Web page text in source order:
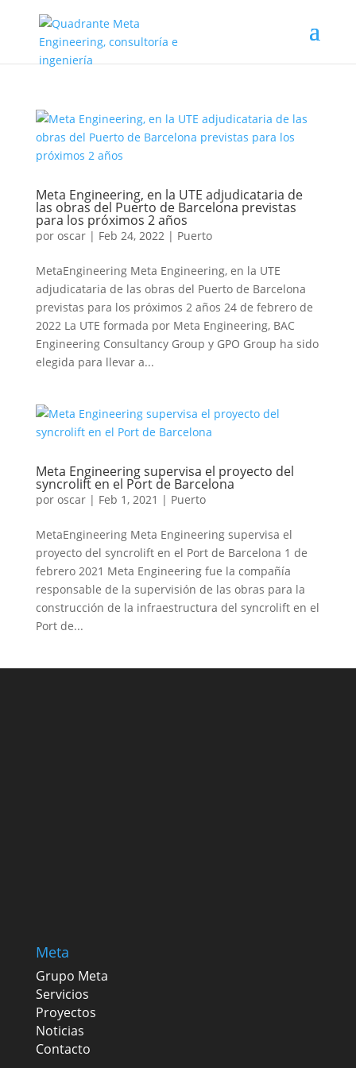
Meta Engineering, en la UTE adjudicataria de
las obras del Puerto de Barcelona previstas
para los próximos 2 años
por oscar| Feb 24, 2022| Puerto
MetaEngineering Meta Engineering, en la UTE
adjudicataria de las obras del Puerto de Barcelona
previstas para los próximos 2 años 24 de febrero de
2022 La UTE formada por Meta Engineering, BAC
Engineering Consultancy Group y GPO Group ha sido
elegida para llevar a...
Meta Engineering supervisa el proyecto del
syncrolift en el Port de Barcelona
por oscar| Feb 1, 2021 | Puerto
MetaEngineering Meta Engineering supervisa el
proyecto del syncrolift en el Port de Barcelona 1 de
febrero 2021 Meta Engineering fue la compañía
responsable de la supervisión de las obras para la
construcción de la infraestructura del syncrolift en el
Port de...
Meta
Grupo Meta
Servicios
Proyectos
Noticias
Contacto